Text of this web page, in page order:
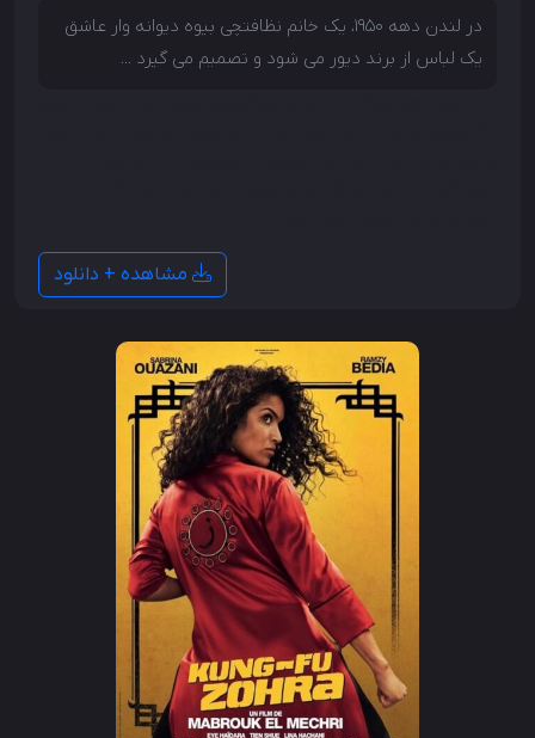
در لندن دهه 1950، یک خانم نظافتچی بیوه دیوانه وار عاشق
یک لباس از برند دیور می شود و تصمیم می گیرد ...
مشاهده + دانلود